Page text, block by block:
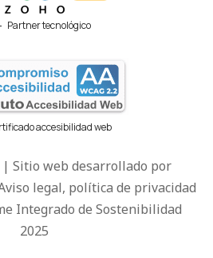
Partner tecnológico
accesibilidad web
Sitio web desarrollado por
legal, política de privacidad
Integrado de Sostenibilidad
2025